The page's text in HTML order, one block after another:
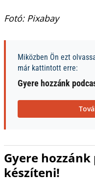
Fotó: Pixabay
Miközben Ön ezt
már kattintott erre:
Gyere hozzánk
Gyere
készíteni!